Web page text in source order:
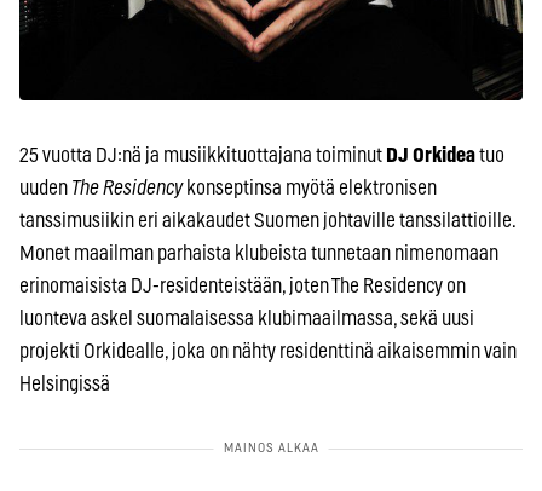
25 vuotta DJ:nä ja musiikkituottajana toiminut DJ Orkideatuo
uuden The Residencykonseptinsa myötä elektronisen
tanssimusiikin eri aikakaudet Suomen johtaville tanssilattioille.
Monet maailman parhaista klubeista tunnetaan nimenomaan
erinomaisista DJ-residenteistään, joten The Residency on
luonteva askel suomalaisessa klubimaailmassa, sekä uusi
projekti Orkidealle, joka on nähty residenttinä aikaisemmin vain
Helsingissä